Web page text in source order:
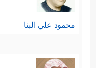
محمود علي البنا